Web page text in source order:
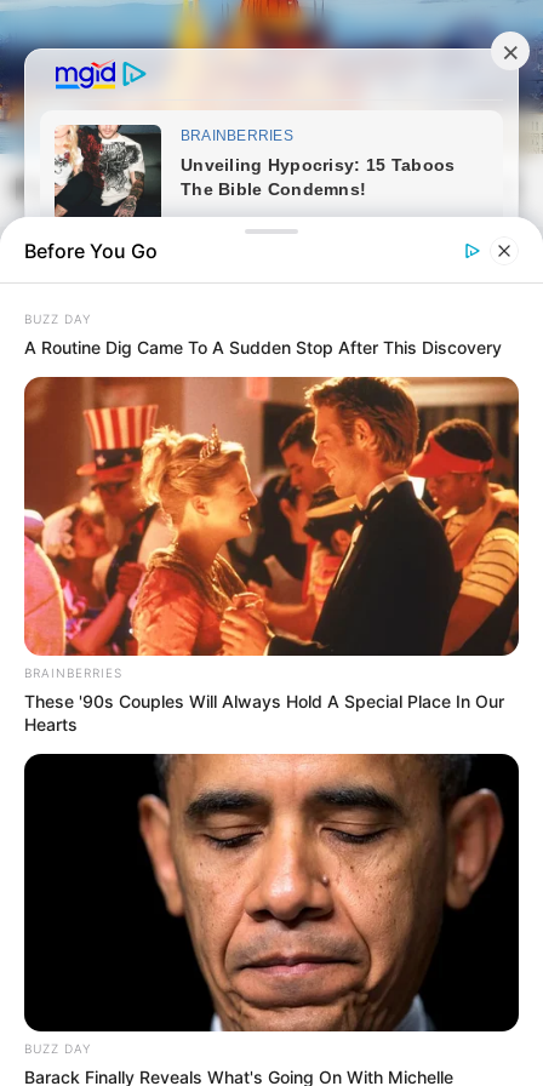
Skip
to
content
Magyarvilag.com
Search
Posted
in
Friss hírek
„Hányinger” – Így reagált Varga
Judit Magyar Péter karácsonyi
beszélgetésére Szily Nórával
December 28, 2025
Before You Go
BUZZ DAY
A Routine Dig Came To A Sudden Stop After This Discovery
BRAINBERRIES
These '90s Couples Will Always Hold A Special Place In Our
Hearts
BUZZ DAY
Barack Finally Reveals What's Going On With Michelle